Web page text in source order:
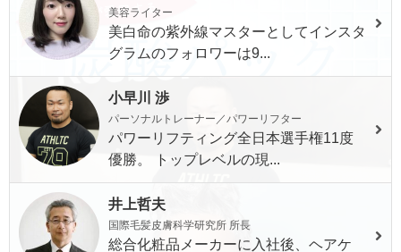
美容ライター
美白命の紫外線マスターとしてインスタ
グラムのフォロワーは9...
小早川 渉
パーソナルトレーナー／パワーリフター
パワーリフティング全日本選手権11度
優勝。 トップレベルの現...
井上哲夫
国際毛髪皮膚科学研究所 所長
総合化粧品メーカーに入社後、ヘアケ